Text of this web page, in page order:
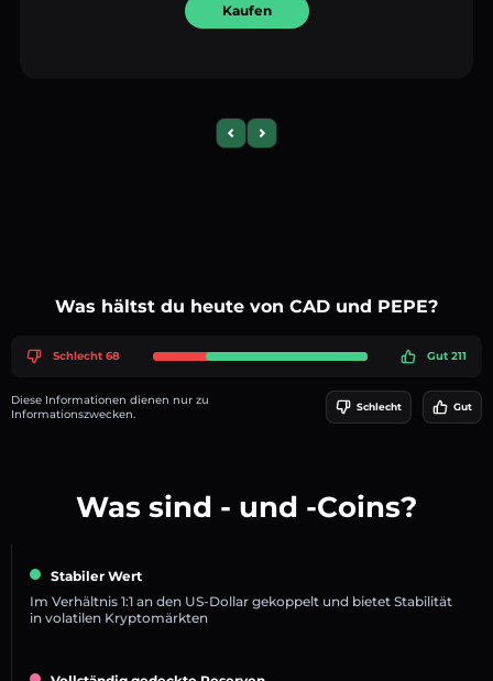
Kaufen
Previous slide
Next slide
Was hältst du heute von CAD und PEPE?
Schlecht 68 Gut 211
Diese Informationen dienen nur zu
Informationszwecken.
Schlecht Gut
Was sind - und -Coins?
Stabiler Wert
Im Verhältnis 1:1 an den US-Dollar gekoppelt und bietet Stabilität
in volatilen Kryptomärkten